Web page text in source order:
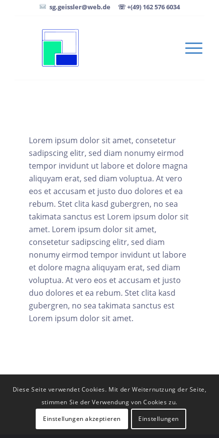
sg.geissler@web.de ☏ +(49) 162 576 6034
Lorem ipsum dolor sit amet, consetetur
sadipscing elitr, sed diam nonumy eirmod
tempor invidunt ut labore et dolore magna
aliquyam erat, sed diam voluptua. At vero
eos et accusam et justo duo dolores et ea
rebum. Stet clita kasd gubergren, no sea
takimata sanctus est Lorem ipsum dolor sit
amet. Lorem ipsum dolor sit amet,
consetetur sadipscing elitr, sed diam
nonumy eirmod tempor invidunt ut labore
et dolore magna aliquyam erat, sed diam
voluptua. At vero eos et accusam et justo
duo dolores et ea rebum. Stet clita kasd
gubergren, no sea takimata sanctus est
Lorem ipsum dolor sit amet.
Diese Seite verwendet Cookies. Mit der Weiternutzung der Seite,
stimmen Sie der Verwendung von Cookies zu.
Einstellungen akzeptieren Einstellungen